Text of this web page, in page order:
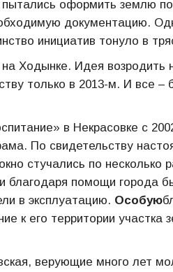
оформить землю
документацию.
инициатив тонуло в
Ходынке. Идея возродить
только в 2013-м. И все
в Некрасовке с
По свидетельству
стучались по несколько
благодаря помощи города
в эксплуатацию. Особую
к его территории участка
верующие много лет